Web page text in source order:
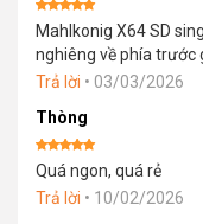
Được xếp
hạng55
sao
Mahlkonig X64 SD
nghiêng về phía trước
Trả lời • 03/03/2026
Thòng
Được xếp
hạng 5 5
sao
Quá ngon, quá rẻ
Trả lời • 10/02/2026